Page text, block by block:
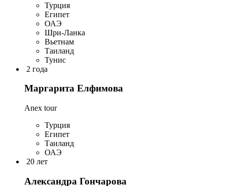
Турция
Египет
ОАЭ
Шри-Ланка
Вьетнам
Таиланд
Тунис
2 года
Маргарита Елфимова
Anex tour
Турция
Египет
Таиланд
ОАЭ
20 лет
Александра Гончарова